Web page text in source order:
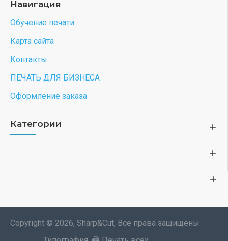
девушки, двоих подруг лп, мемная парная
одежда андеграунд оверсайз